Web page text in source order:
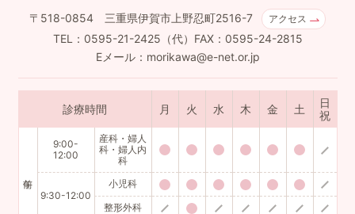
〒518-0854 三重県伊賀市上野忍町2516-7 アクセス
TEL：0595-21-2425（代）FAX：0595-24-2815
Eメール：morikawa@e-net.or.jp
診療時間 月 火 水 木 金 土
日
祝
9:00-
12:00
産科・婦人
科・婦人内
科
9:30-12:00
小児科
整形外科